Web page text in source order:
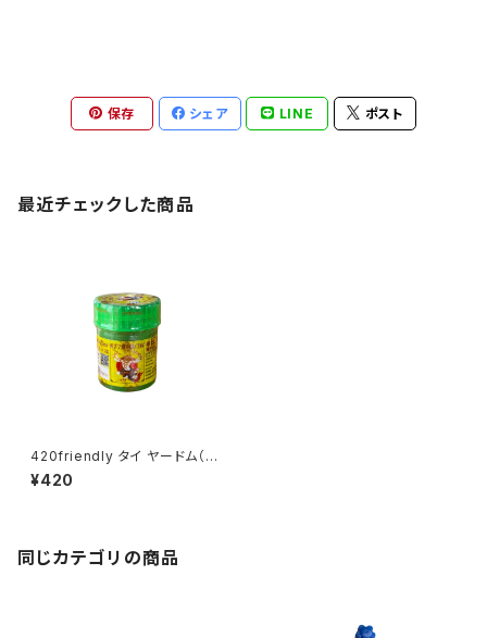
保存 シェア LINE ポスト
最近チェックした商品
420friendly タイ ヤードム（嗅
ぎ薬）／HANUMAN
¥420
同じカテゴリの商品